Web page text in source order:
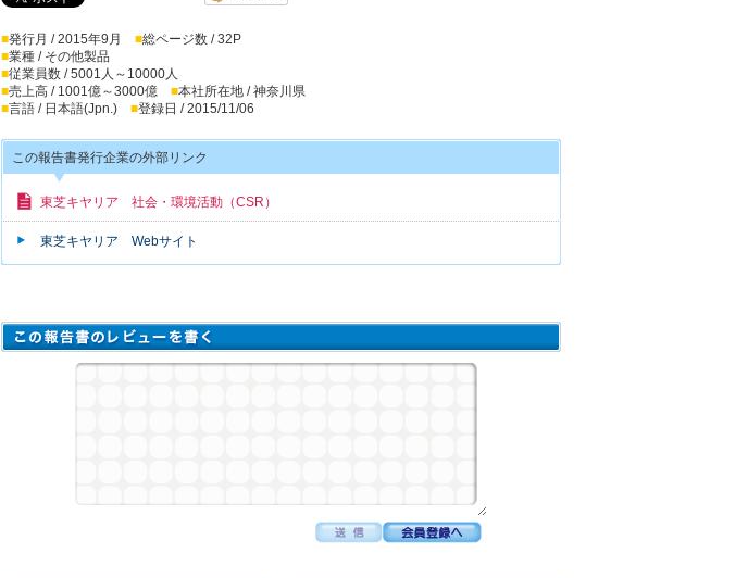
■発行月 / 2015年9月 ■総ページ数 / 32P
■業種 / その他製品
■従業員数 / 5001人～10000人
■売上高 / 1001億～3000億 ■本社所在地 / 神奈川県
■言語 / 日本語(Jpn.) ■登録日 / 2015/11/06
この報告書発行企業の外部リンク
東芝キヤリア 社会・環境活動（CSR）
東芝キヤリア Webサイト